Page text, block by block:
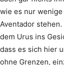
wie es nur
Aventador
dem Urus ins
dass es sich hier
ohne Grenzen,